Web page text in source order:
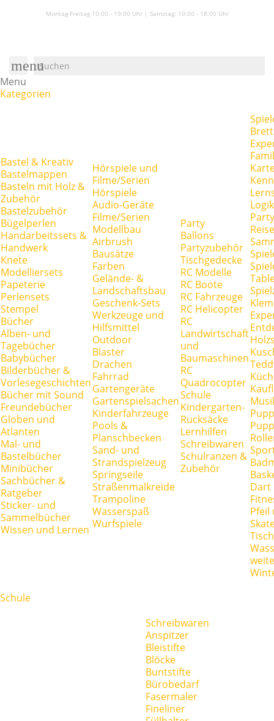
Montag-Freitag 10:00 - 19:00 Uhr | Samstag: 10:00 - 18:00 Uhr
menu
Menu
Kategorien
Bastel & Kreativ
Bastelmappen
Basteln mit Holz &
Zubehör
Bastelzubehör
Bügelperlen
Handarbeitssets &
Handwerk
Knete
Modelliersets
Papeterie
Perlensets
Stempel
Bücher
Alben- und
Tagebücher
Babybücher
Bilderbücher &
Vorlesegeschichten
Bücher mit Sound
Freundebücher
Globen und
Atlanten
Mal- und
Bastelbücher
Minibücher
Sachbücher &
Ratgeber
Sticker- und
Sammelbücher
Wissen und Lernen
Hörspiele und
Filme/Serien
Hörspiele
Audio-Geräte
Filme/Serien
Modellbau
Airbrush
Bausätze
Farben
Gelände- &
Landschaftsbau
Geschenk-Sets
Werkzeuge und
Hilfsmittel
Outdoor
Blaster
Drachen
Fahrrad
Gartengeräte
Gartenspielsachen
Kinderfahrzeuge
Pools &
Planschbecken
Sand- und
Strandspielzeug
Springseile
Straßenmalkreide
Trampoline
Wasserspaß
Wurfspiele
Party
Ballons
Partyzubehör
Tischgedecke
RC Modelle
RC Boote
RC Fahrzeuge
RC Helicopter
RC
Landwirtschaft
und
Baumaschinen
RC
Quadrocopter
Schule
Kindergarten-
Rucksäcke
Lernhilfen
Schreibwaren
Schulranzen &
Zubehör
Dart
Pfeil
Schule
Schreibwaren
Anspitzer
Bleistifte
Blöcke
Buntstifte
Bürobedarf
Fasermaler
Fineliner